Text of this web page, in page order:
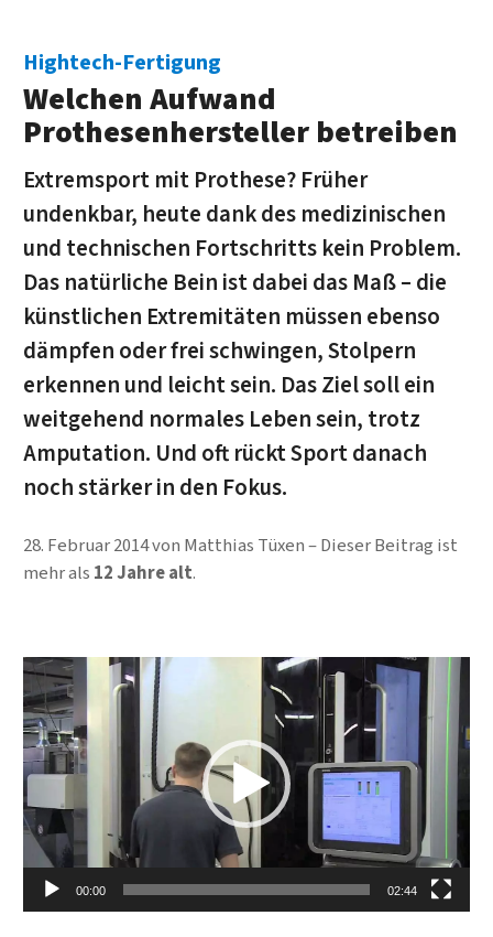
Video-Player
00:00 02:44
Hightech-Fertigung
Welchen Aufwand
Prothesenhersteller betreiben
Extremsport mit Prothese? Früher
undenkbar, heute dank des medizinischen
und technischen Fortschritts kein Problem.
Das natürliche Bein ist dabei das Maß – die
künstlichen Extremitäten müssen ebenso
dämpfen oder frei schwingen, Stolpern
erkennen und leicht sein. Das Ziel soll ein
weitgehend normales Leben sein, trotz
Amputation. Und oft rückt Sport danach
noch stärker in den Fokus.
28. Februar 2014von Matthias Tüxen
Dieser Beitrag ist
mehr als 12 Jahre alt.